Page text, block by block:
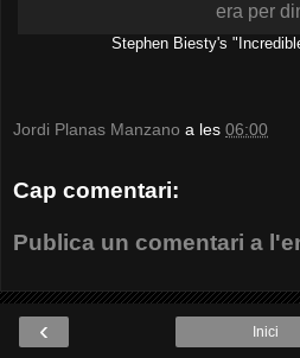
Stephen Biesty's
Jordi Planas Manzano a les 06:00
Cap comentari:
Publica un comentari a
‹ Inici